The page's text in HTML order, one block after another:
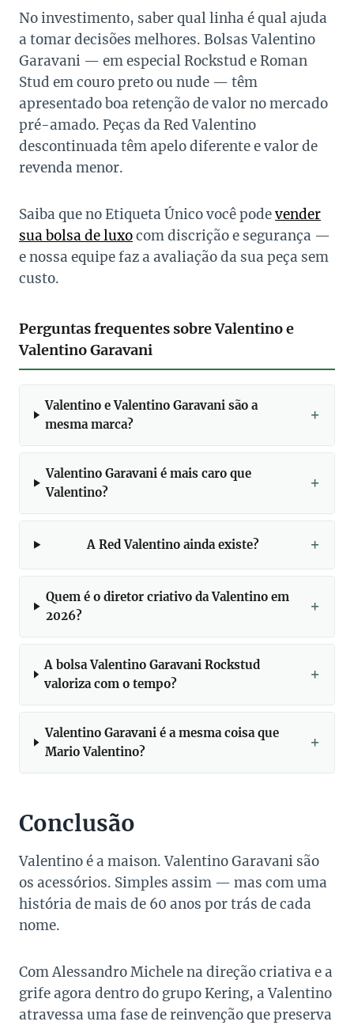
No investimento, saber qual linha é qual ajuda
a tomar decisões melhores. Bolsas Valentino
Garavani — em especial Rockstud e Roman
Stud em couro preto ou nude — têm
apresentado boa retenção de valor no mercado
pré-amado. Peças da Red Valentino
descontinuada têm apelo diferente e valor de
revenda menor.
Saiba que no Etiqueta Único você podevender
sua bolsa de luxocom discrição e segurança —
e nossa equipe faz a avaliação da sua peça sem
custo.
Perguntas frequentes sobre Valentino e
Valentino Garavani
Valentino e Valentino Garavani são a
mesma marca?
Valentino Garavani é mais caro que
Valentino?
A Red Valentino ainda existe?
Quem é o diretor criativo da Valentino em
2026?
A bolsa Valentino Garavani Rockstud
valoriza com o tempo?
Valentino Garavani é a mesma coisa que
Mario Valentino?
Conclusão
Valentino é a maison. Valentino Garavani são
os acessórios. Simples assim — mas com uma
história de mais de 60 anos por trás de cada
nome.
Com Alessandro Michele na direção criativa e a
grife agora dentro do grupo Kering, a Valentino
atravessa uma fase de reinvenção que preserva